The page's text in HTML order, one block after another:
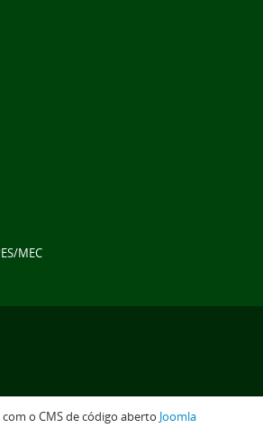
MEC
o CMS de código aberto Joomla